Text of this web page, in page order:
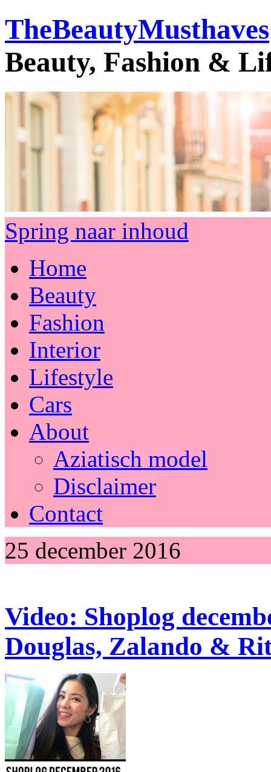
TheBeautyMusthaves
Beauty, Fashion &
Spring naar inhoud
Home
Beauty
Fashion
Interior
Lifestyle
Cars
About
Aziatisch model
Disclaimer
Contact
25 december 2016
Video: Shoplog
Douglas, Zalando &